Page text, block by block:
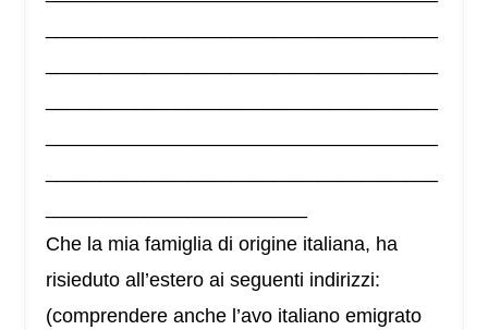
Che la mia famiglia di origine italiana, ha
risieduto all’estero ai seguenti indirizzi:
(comprendere anche l’avo italiano emigrato